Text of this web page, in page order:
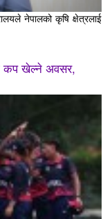
नेपालको कृषि क्षेत्रलाई
कप खेल्ने अवसर,